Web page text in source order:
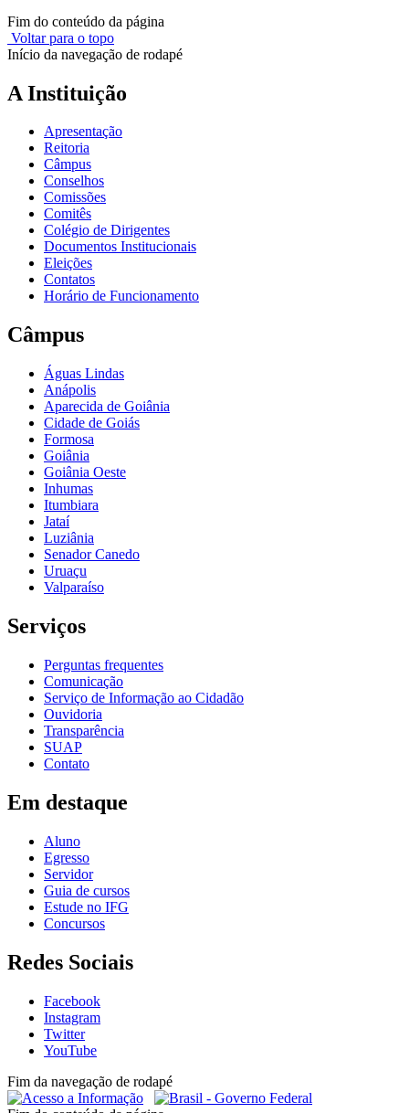
Fim do conteúdo da página
Voltar para o topo
Início da navegação de rodapé
A Instituição
Apresentação
Reitoria
Câmpus
Conselhos
Comissões
Comitês
Colégio de Dirigentes
Documentos Institucionais
Eleições
Contatos
Horário de Funcionamento
Câmpus
Águas Lindas
Anápolis
Aparecida de Goiânia
Cidade de Goiás
Formosa
Goiânia
Goiânia Oeste
Inhumas
Itumbiara
Jataí
Luziânia
Senador Canedo
Uruaçu
Valparaíso
Serviços
Perguntas frequentes
Comunicação
Serviço de Informação ao Cidadão
Ouvidoria
Transparência
SUAP
Contato
Em destaque
Aluno
Egresso
Servidor
Guia de cursos
Estude no IFG
Concursos
Redes Sociais
Facebook
Instagram
Twitter
YouTube
Fim da navegação de rodapé